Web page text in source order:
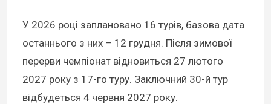
У 2026 році заплановано 16 турів, базова дата
останнього з них – 12 грудня. Після зимової
перерви чемпіонат відновиться 27 лютого
2027 року з 17-го туру. Заключний 30-й тур
відбудеться 4 червня 2027 року.